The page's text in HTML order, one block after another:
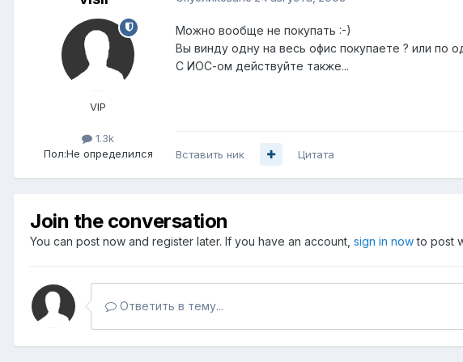
VIP
1.3k
Пол:Не определился
Можно вообще не покупать :-)
Вы винду одну на весь офис покупаете ? или по
С ИОС-ом действуйте также...
Вставить ник Цитата
Join the conversation
You can post now and register later. If you have an account, sign in nowto post
Ответить в тему...